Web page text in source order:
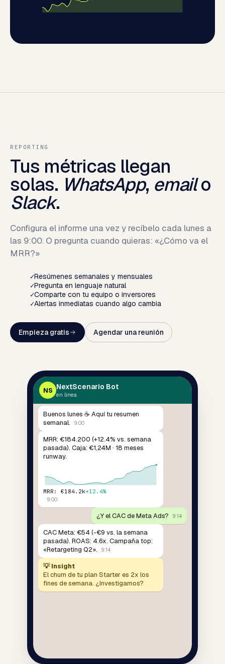
REPORTING
Tus métricas llegan
solas. WhatsApp, emailo
Slack.
Configura el informe una vez y recíbelo cada lunes a
las 9:00. O pregunta cuando quieras: «¿Cómo va el
MRR?»
✓Resúmenes semanales y mensuales
✓Pregunta en lenguaje natural
✓Comparte con tu equipo o inversores
✓Alertas inmediatas cuando algo cambia
Empieza gratis Agendar una reunión
NS NextScenario Bot
en línea
Buenos lunes ☕ Aquí tu resumen
semanal.
9:00
MRR: €184.200 (+12.4% vs. semana
pasada). Caja: €1,24M · 18 meses
runway.
MRR: €184.2k+12.4%
9:00
¿Y el CAC de Meta Ads? 9:14
CAC Meta: €54 (-€9 vs. la semana
pasada). ROAS: 4.6x. Campaña top:
«Retargeting Q2».
9:14
💡 Insight
El churn de tu plan Starter es 2x los
fines de semana. ¿Investigamos?